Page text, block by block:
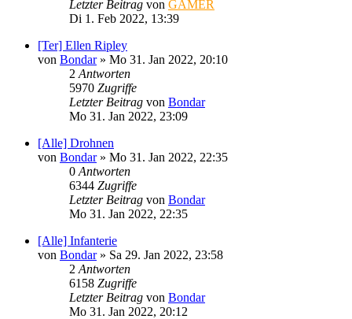
Letzter Beitrag von GAMER
Di 1. Feb 2022, 13:39
[Ter] Ellen Ripley
von Bondar» Mo 31. Jan 2022, 20:10
2 Antworten
5970 Zugriffe
Letzter Beitrag von Bondar
Mo 31. Jan 2022, 23:09
[Alle] Drohnen
von Bondar» Mo 31. Jan 2022, 22:35
0 Antworten
6344 Zugriffe
Letzter Beitrag von Bondar
Mo 31. Jan 2022, 22:35
[Alle] Infanterie
von Bondar» Sa 29. Jan 2022, 23:58
2 Antworten
6158 Zugriffe
Letzter Beitrag von Bondar
Mo 31. Jan 2022, 20:12